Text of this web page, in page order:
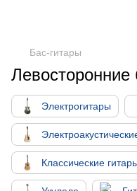
Бас-гитары
Левосторонние
Электрогитары
Классические